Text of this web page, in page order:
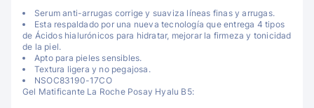
Serum anti-arrugas corrige y suaviza líneas finas y arrugas.
Esta respaldado por una nueva tecnología que entrega 4 tipos
de Ácidos hialurónicos para hidratar, mejorar la firmeza y tonicidad
de la piel.
Apto para pieles sensibles.
Textura ligera y no pegajosa.
NSOC83190-17CO
Gel Matificante La Roche Posay Hyalu B5: